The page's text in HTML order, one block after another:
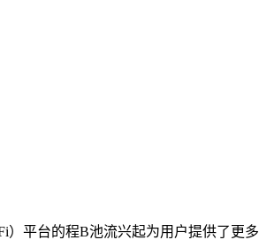
平台的程B池流兴起为用户提供了更